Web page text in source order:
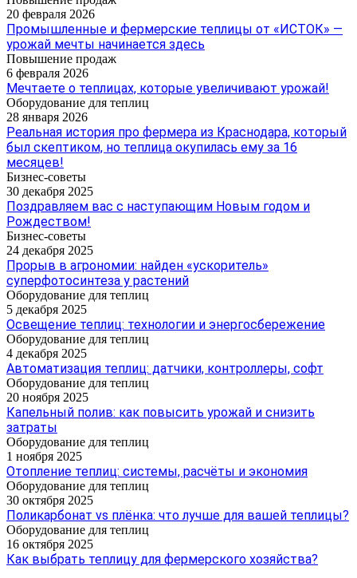
20 февраля 2026
Промышленные и фермерские теплицы от «ИСТОК» —
урожай мечты начинается здесь
Повышение продаж
6 февраля 2026
Мечтаете о теплицах, которые увеличивают урожай!
Оборудование для теплиц
28 января 2026
Реальная история про фермера из Краснодара, который
был скептиком, но теплица окупилась ему за 16
месяцев!
Бизнес-советы
30 декабря 2025
Поздравляем вас с наступающим Новым годом и
Рождеством!
Бизнес-советы
24 декабря 2025
Прорыв в агрономии: найден «ускоритель»
суперфотосинтеза у растений
Оборудование для теплиц
5 декабря 2025
Освещение теплиц: технологии и энергосбережение
Оборудование для теплиц
4 декабря 2025
Автоматизация теплиц: датчики, контроллеры, софт
Оборудование для теплиц
20 ноября 2025
Капельный полив: как повысить урожай и снизить
затраты
Оборудование для теплиц
1 ноября 2025
Отопление теплиц: системы, расчёты и экономия
Оборудование для теплиц
30 октября 2025
Поликарбонат vs плёнка: что лучше для вашей теплицы?
Оборудование для теплиц
16 октября 2025
Как выбрать теплицу для фермерского хозяйства?